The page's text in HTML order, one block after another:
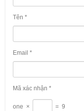
Tên *
Email *
Mã xác nhận *
one × = 9